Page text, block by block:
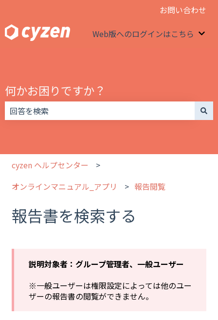
お問い合わせ
Web版へのログインはこちら
何かお困りですか？
cyzen ヘルプセンター
オンラインマニュアル_アプリ
報告閲覧
報告書を検索する
説明対象者：グループ管理者、一般ユーザー
※一般ユーザーは権限設定によっては他のユー
ザーの報告書の閲覧ができません。